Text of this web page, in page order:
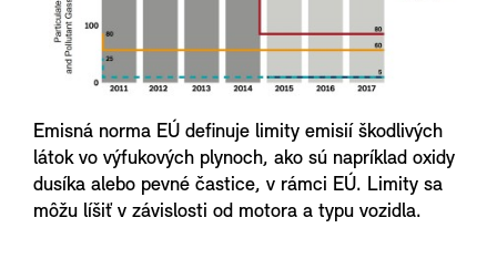
Emisná norma EÚ definuje limity emisií škodlivých
látok vo výfukových plynoch, ako sú napríklad oxidy
dusíka alebo pevné častice, v rámci EÚ. Limity sa
môžu líšiť v závislosti od motora a typu vozidla.